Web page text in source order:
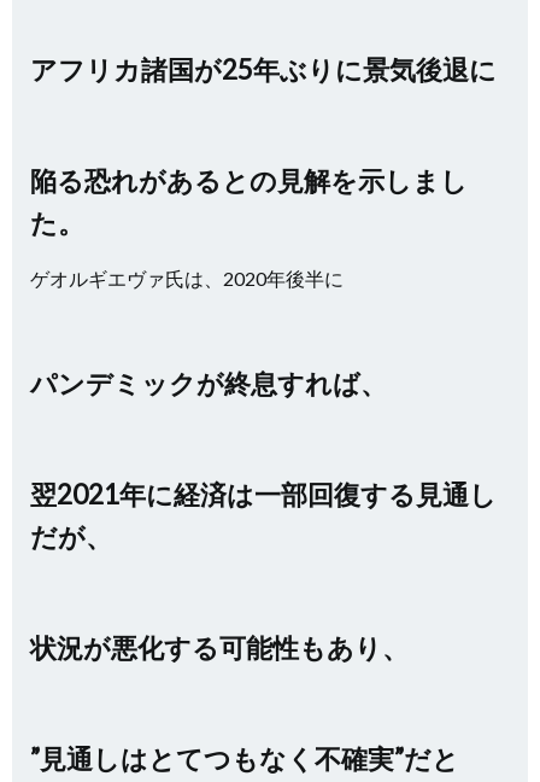
アフリカ諸国が25年ぶりに景気後退に
陥る恐れがあるとの見解を示しまし
た。
ゲオルギエヴァ氏は、2020年後半に
パンデミックが終息すれば、
翌2021年に経済は一部回復する見通し
だが、
状況が悪化する可能性もあり、
”見通しはとてつもなく不確実”だと